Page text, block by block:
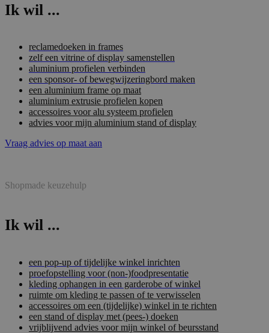
Ik wil ...
reclamedoeken in frames
zelf een vitrine of display samenstellen
aluminium profielen verbinden
een sponsor- of bewegwijzeringbord maken
een aluminium frame op maat
aluminium extrusie profielen kopen
accessoires voor alu systeem profielen
advies voor mijn aluminium stand of display
Vraag advies op maat aan
Shopmade keuzehulp
Ik wil ...
een pop-up of tijdelijke winkel inrichten
proefopstelling voor (non-)foodpresentatie
kleding ophangen in een garderobe of winkel
ruimte om kleding te passen of te verwisselen
accessoires om een (tijdelijke) winkel in te richten
een stand of display met (pees-) doeken
vrijblijvend advies voor mijn winkel of beursstand